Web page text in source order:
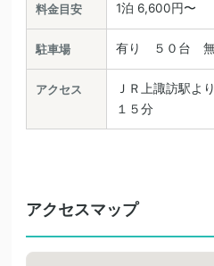
料金目安 1泊 6,600円〜
駐車場 有り ５０台
アクセス
ＪＲ上諏訪駅よ
１５分
アクセスマップ